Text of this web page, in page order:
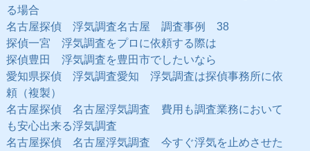
る場合
名古屋探偵 浮気調査名古屋 調査事例 38
探偵一宮 浮気調査をプロに依頼する際は
探偵豊田 浮気調査を豊田市でしたいなら
愛知県探偵 浮気調査愛知 浮気調査は探偵事務所に依
頼（複製）
名古屋探偵 名古屋浮気調査 費用も調査業務において
も安心出来る浮気調査
名古屋探偵 名古屋浮気調査 今すぐ浮気を止めさせた